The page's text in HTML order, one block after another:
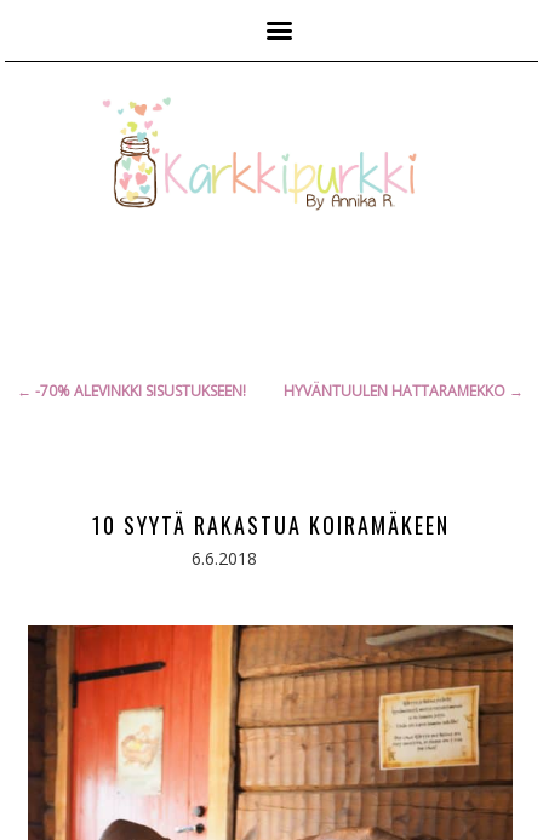
Artikkelien
← -70% ALEVINKKI SISUSTUKSEEN! HYVÄNTUULEN HATTARAMEKKO →
10 SYYTÄ RAKASTUA KOIRAMÄKEEN
6.6.2018